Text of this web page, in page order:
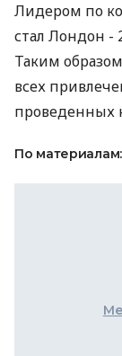
Лидером по
стал Лондон -
Таким
всех
проведенных
По материалам: